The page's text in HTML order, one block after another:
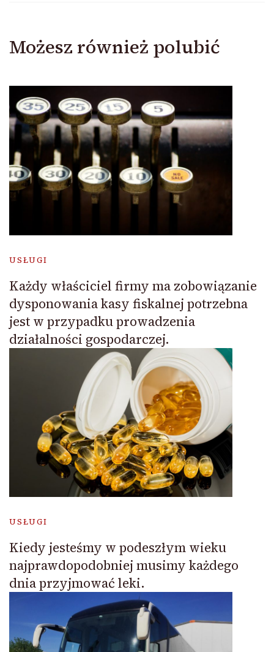
Możesz również polubić
USŁUGI
Każdy właściciel firmy ma zobowiązanie
dysponowania kasy fiskalnej potrzebna
jest w przypadku prowadzenia
działalności gospodarczej.
USŁUGI
Kiedy jesteśmy w podeszłym wieku
najprawdopodobniej musimy każdego
dnia przyjmować leki.